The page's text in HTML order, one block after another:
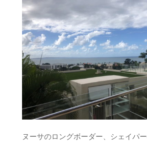
ヌーサのロングボーダー、シェイパ